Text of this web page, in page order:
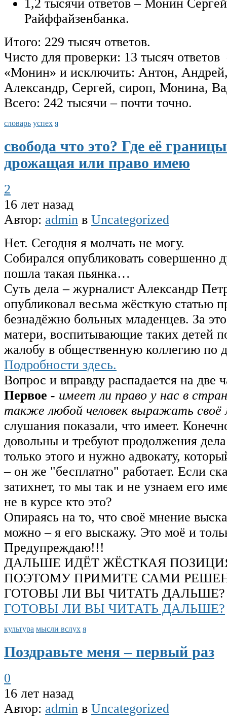
1,2 тысячи ответов – Монин
Райффайзенбанка.
Итого: 229 тысяч ответов.
Чисто для проверки: 13 тысяч ответов
«Монин» и исключить: Антон,
Александр, Сергей, сироп, Монина,
Всего: 242 тысячи – почти точно.
словарь успех я
свобода что это? Где её
дрожащая или право имею
2
16 лет назад
Автор: admin в Uncategorized
Нет. Сегодня я молчать не могу.
Собирался опубликовать совершенно
пошла такая пьянка…
Суть дела – журналист Александр
опубликовал весьма жёсткую статью
безнадёжно больных младенцев. За это
матери, воспитывающие таких детей
жалобу в общественную коллегию по
Подробности здесь.
Вопрос и вправду распадается на две
Первое - имеет ли право у нас в
также любой человек выражать своё
слушания показали, что имеет.
довольны и требуют продолжения
только этого и нужно адвокату,
– он же "бесплатно" работает. Если
затихнет, то мы так и не узнаем его
не в курсе кто это?
Опираясь на то, что своё мнение
можно – я его выскажу. Это моё и
Предупреждаю!!!
ДАЛЬШЕ ИДЁТ ЖЁСТКАЯ
ПОЭТОМУ ПРИМИТЕ САМИ
ГОТОВЫ ЛИ ВЫ ЧИТАТЬ ДАЛЬШЕ?
ГОТОВЫ ЛИ ВЫ ЧИТАТЬ ДАЛЬШЕ?
культура мысли вслух я
Поздравьте меня – первый раз
0
16 лет назад
Автор: admin в Uncategorized